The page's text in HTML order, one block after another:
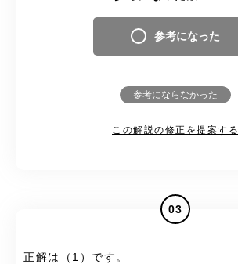
参考になった
参考にならなかった
この解説の修正を提案する
03
正解は（1）です。